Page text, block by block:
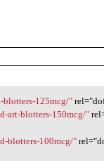
blotters-125mcg/"
art-blotters-150mcg/"
blotters-100mcg/"